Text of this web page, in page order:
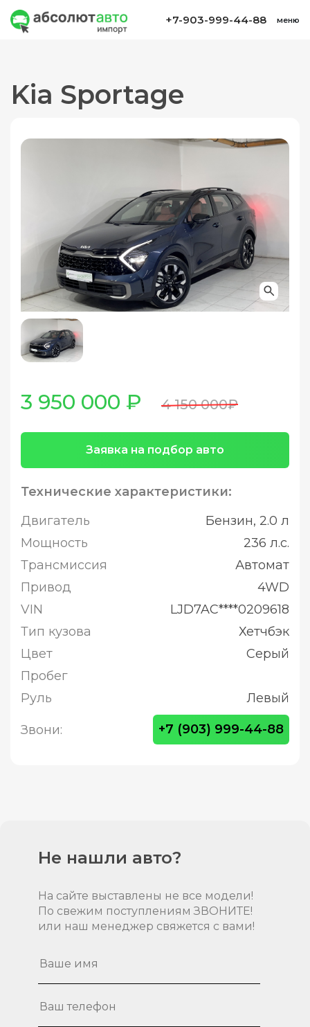
+7-903-999-44-88 меню
Kia Sportage
3 950 000 ₽ 4 150 000₽
Заявка на подбор авто
Технические характеристики:
Двигатель
Бензин, 2.0 л
Мощность
236 л.с.
Трансмиссия
Автомат
Привод
4WD
VIN
LJD7AC****0209618
Тип кузова
Хетчбэк
Цвет
Серый
Пробег
Руль
Левый
Звони: +7 (903) 999-44-88
Не нашли авто?
На сайте выставлены не все модели!
По свежим поступлениям ЗВОНИТЕ!
или наш менеджер свяжется с вами!